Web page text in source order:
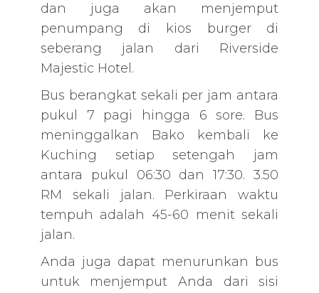
dan juga akan menjemput
penumpang di kios burger di
seberang jalan dari Riverside
Majestic Hotel.
Bus berangkat sekali per jam antara
pukul 7 pagi hingga 6 sore. Bus
meninggalkan Bako kembali ke
Kuching setiap setengah jam
antara pukul 06:30 dan 17:30. 3.50
RM sekali jalan. Perkiraan waktu
tempuh adalah 45-60 menit sekali
jalan.
Anda juga dapat menurunkan bus
untuk menjemput Anda dari sisi